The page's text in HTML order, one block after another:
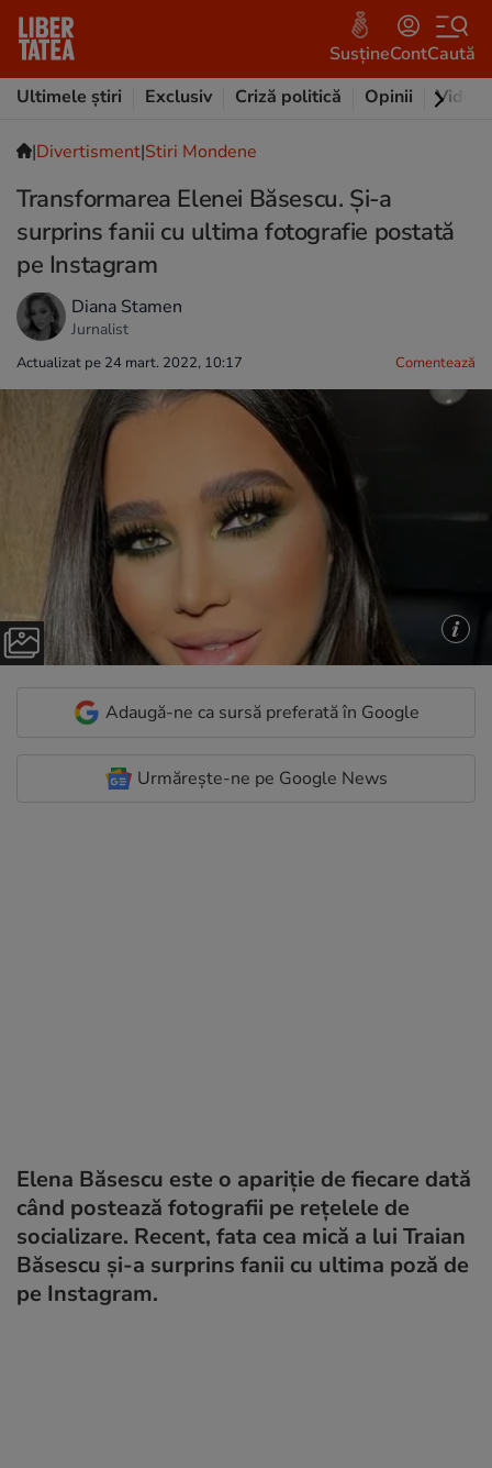
SusțineContCaută
Ultimele știri
Exclusiv Criză politică Opinii Video
|Divertisment|Stiri Mondene
Transformarea Elenei Băsescu. Și-a
surprins fanii cu ultima fotografie postată
pe Instagram
Diana Stamen
Jurnalist
Actualizat pe 24 mart. 2022, 10:17 Comentează
Adaugă-ne ca sursă preferată în Google
Urmărește-ne pe Google News
Elena Băsescu este o apariție de fiecare dată
când postează fotografii pe rețelele de
socializare. Recent, fata cea mică a lui Traian
Băsescu și-a surprins fanii cu ultima poză de
pe Instagram.